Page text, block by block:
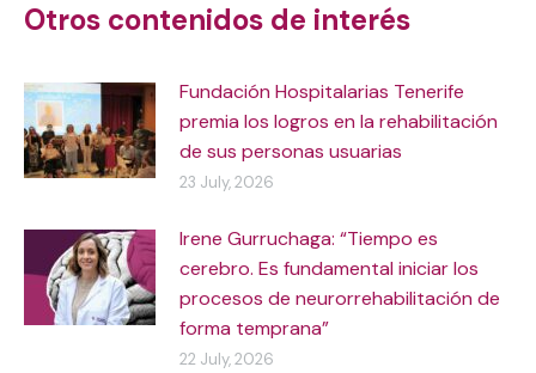
Otros contenidos de interés
Fundación Hospitalarias Tenerife
premia los logros en la rehabilitación
de sus personas usuarias
23 July, 2026
Irene Gurruchaga: “Tiempo es
cerebro. Es fundamental iniciar los
procesos de neurorrehabilitación de
forma temprana”
22 July, 2026